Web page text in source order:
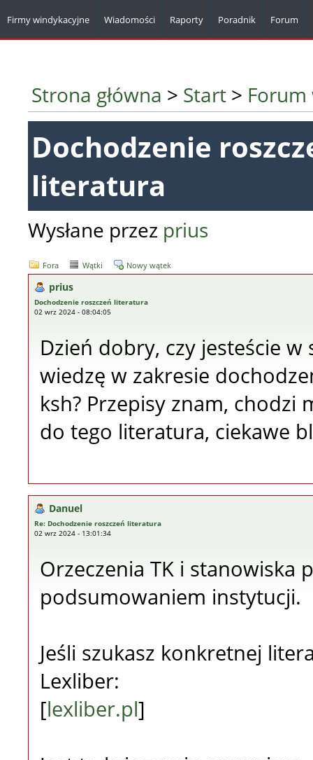
Firmy windykacyjne Wiadomości Raporty Poradnik Forum
Strona główna > Start >
Dochodzenie
literatura
Wysłane przez prius
Fora Wątki Nowy wątek
prius
Dochodzenie roszczeń literatura
02 wrz 2024 - 08:04:05
Dzień dobry, czy jesteście
wiedzę w zakresie
ksh? Przepisy znam, chodzi
do tego literatura, ciekawe
Danuel
Re: Dochodzenie roszczeń literatura
02 wrz 2024 - 13:01:34
Orzeczenia TK i
podsumowaniem instytucji.
Jeśli szukasz konkretnej
Lexliber:
[lexliber.pl]